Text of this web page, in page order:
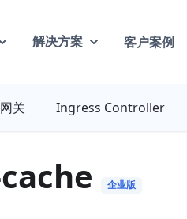
解决方案 客户案例
关 Ingress Controller
企业版